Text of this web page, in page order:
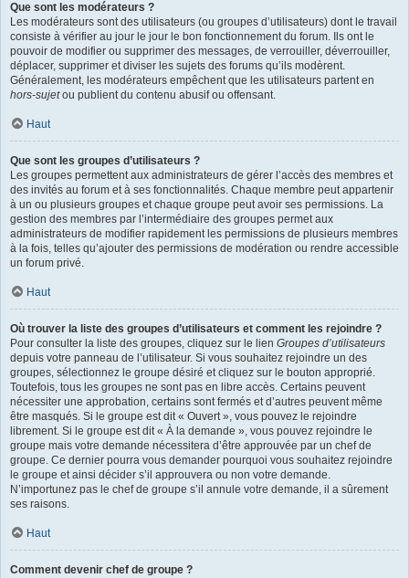
Que sont les modérateurs ?
Les modérateurs sont des utilisateurs (ou groupes d’utilisateurs) dont le travail
consiste à vérifier au jour le jour le bon fonctionnement du forum. Ils ont le
pouvoir de modifier ou supprimer des messages, de verrouiller, déverrouiller,
déplacer, supprimer et diviser les sujets des forums qu’ils modèrent.
Généralement, les modérateurs empêchent que les utilisateurs partent en
hors-sujetou publient du contenu abusif ou offensant.
Haut
Que sont les groupes d’utilisateurs ?
Les groupes permettent aux administrateurs de gérer l’accès des membres et
des invités au forum et à ses fonctionnalités. Chaque membre peut appartenir
à un ou plusieurs groupes et chaque groupe peut avoir ses permissions. La
gestion des membres par l’intermédiaire des groupes permet aux
administrateurs de modifier rapidement les permissions de plusieurs membres
à la fois, telles qu’ajouter des permissions de modération ou rendre accessible
un forum privé.
Haut
Où trouver la liste des groupes d’utilisateurs et comment les rejoindre ?
Pour consulter la liste des groupes, cliquez sur le lien Groupes d’utilisateurs
depuis votre panneau de l’utilisateur. Si vous souhaitez rejoindre un des
groupes, sélectionnez le groupe désiré et cliquez sur le bouton approprié.
Toutefois, tous les groupes ne sont pas en libre accès. Certains peuvent
nécessiter une approbation, certains sont fermés et d’autres peuvent même
être masqués. Si le groupe est dit « Ouvert », vous pouvez le rejoindre
librement. Si le groupe est dit « À la demande », vous pouvez rejoindre le
groupe mais votre demande nécessitera d’être approuvée par un chef de
groupe. Ce dernier pourra vous demander pourquoi vous souhaitez rejoindre
le groupe et ainsi décider s’il approuvera ou non votre demande.
N’importunez pas le chef de groupe s’il annule votre demande, il a sûrement
ses raisons.
Haut
Comment devenir chef de groupe ?